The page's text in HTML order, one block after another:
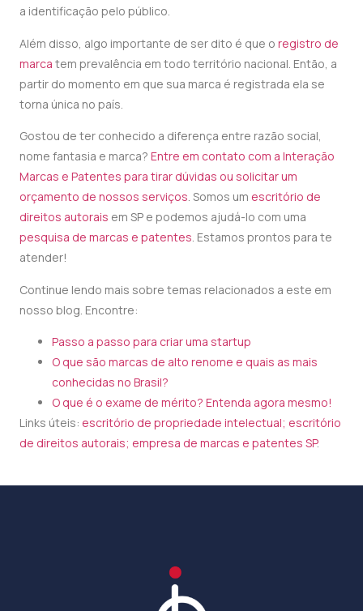
a identificação pelo público.
Além disso, algo importante de ser dito é que o registro de
marca tem prevalência em todo território nacional. Então, a
partir do momento em que sua marca é registrada ela se
torna única no país.
Gostou de ter conhecido a diferença entre razão social,
nome fantasia e marca? Entre em contato com a Interação
Marcas e Patentes para tirar dúvidas ou solicitar um
orçamento de nossos serviços. Somos um escritório de
direitos autorais em SP e podemos ajudá-lo com uma
pesquisa de marcas e patentes. Estamos prontos para te
atender!
Continue lendo mais sobre temas relacionados a este em
nosso blog. Encontre:
Passo a passo para criar uma startup
O que são marcas de alto renome e quais as mais
conhecidas no Brasil?
O que é o exame de mérito? Entenda agora mesmo!
Links úteis: escritório de propriedade intelectual; escritório
de direitos autorais; empresa de marcas e patentes SP.